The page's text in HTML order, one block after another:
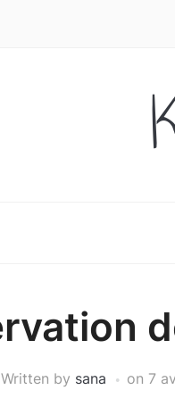
Written by sana on 7